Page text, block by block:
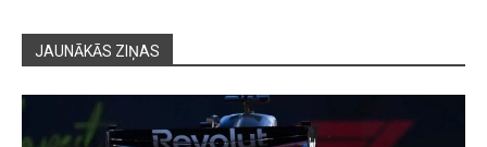
JAUNĀKĀS ZIŅAS